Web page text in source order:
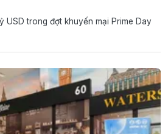
USD trong đợt khuyến mại Prime Day